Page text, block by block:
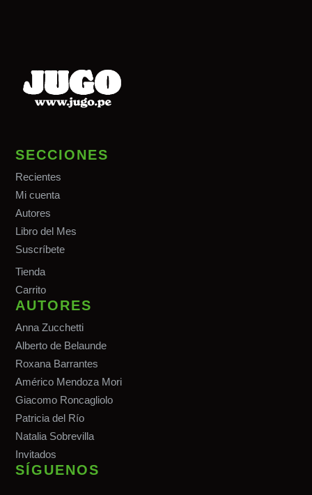
SECCIONES
Recientes
Mi cuenta
Autores
Libro del Mes
Suscríbete
Tienda
Carrito
AUTORES
Anna Zucchetti
Alberto de Belaunde
Roxana Barrantes
Américo Mendoza Mori
Giacomo Roncagliolo
Patricia del Río
Natalia Sobrevilla
Invitados
SÍGUENOS